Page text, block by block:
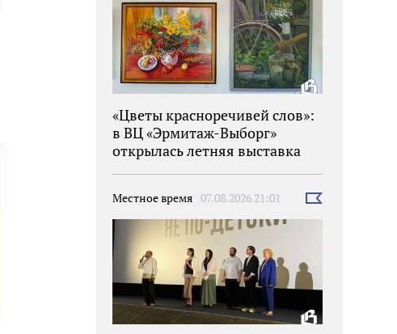
«Цветы красноречивей слов»:
в ВЦ «Эрмитаж-Выборг»
открылась летняя выставка
Местное время 07.08.2026 21:01
Выбрать